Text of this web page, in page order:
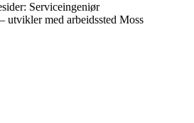
Serviceingeniør
utvikler med arbeidssted Moss